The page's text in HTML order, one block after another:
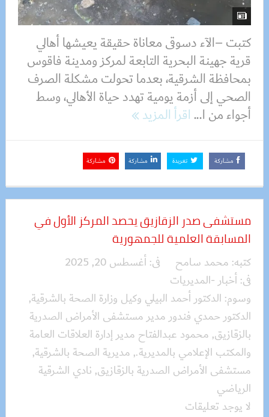
كتبت –الآء دسوقى معاناة حقيقة يعيشها أهالي
قرية جهينة البحرية التابعة لمركز ومدينة فاقوس
بمحافظة الشرقية، بعدما تحولت مشكلة الصرف
الصحي إلى أزمة يومية تهدد حياة الأهالي، وسط
أجواء من ا...اقرأ المزيد
مشاركة تغريدة مشاركة مشاركة
مستشفى صدر الزقازيق يحصد المركز الأول في
المسابقة العلمية للجمهورية
كتبه: محمد سامح فى:أغسطس 20, 2025
فى:أخبار -المديريات
وسوم: الدكتور أحمد البيلي وكيل وزارة الصحة بالشرقية,
الدكتور حمدي فندور مدير مستشفى الأمراض الصدرية
بالزقازيق, محمود عبدالفتاح مدير إدارة العلاقات العامة
والمكتب الإعلامي بالمديرية., مديرية الصحة بالشرقية,
مستشفى الأمراض الصدرية بالزقازيق, نادي الشرقية
الرياضي
لا يوجد تعليقات